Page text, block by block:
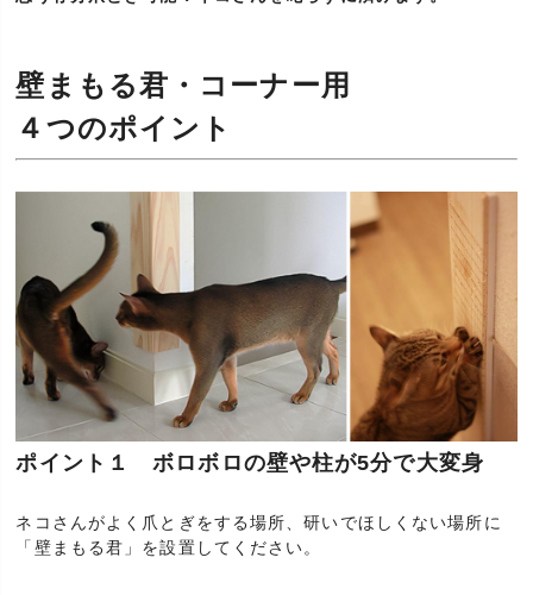
壁まもる君・コーナー用
４つのポイント
ポイント１ ボロボロの壁や柱が5分で大変身
ネコさんがよく爪とぎをする場所、研いでほしくない場所に
「壁まもる君」を設置してください。